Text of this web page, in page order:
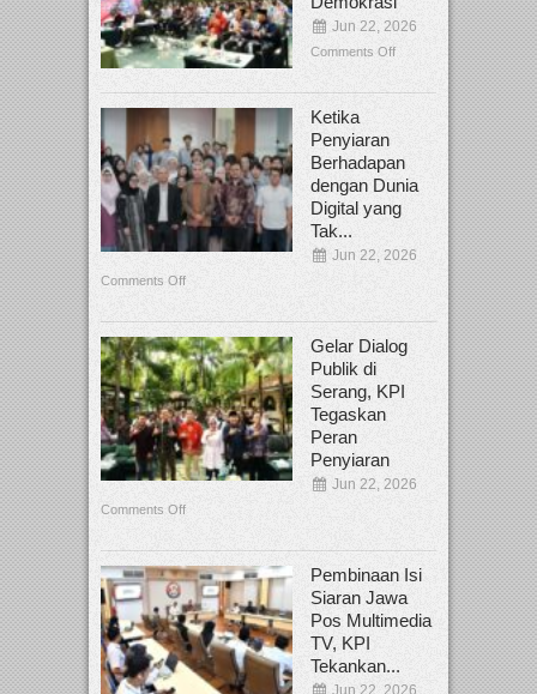
Jun 22, 2026
Comments Off
Ketika
Penyiaran
Berhadapan
dengan Dunia
Digital yang
Tak...
Jun 22, 2026
Comments Off
Gelar Dialog
Publik di
Serang, KPI
Tegaskan
Peran
Penyiaran
Jun 22, 2026
Comments Off
Pembinaan Isi
Siaran Jawa
Pos Multimedia
TV, KPI
Tekankan...
Jun 22, 2026